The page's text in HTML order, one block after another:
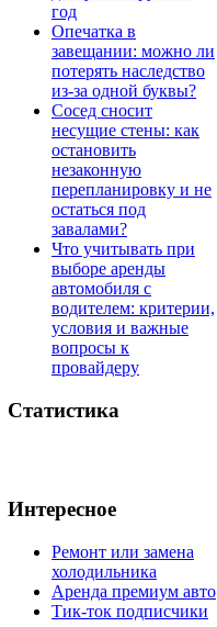
год
Опечатка в
завещании: можно ли
потерять наследство
из-за одной буквы?
Сосед сносит
несущие стены: как
остановить
незаконную
перепланировку и не
остаться под
завалами?
Что учитывать при
выборе аренды
автомобиля с
водителем: критерии,
условия и важные
вопросы к
провайдеру
Статистика
Интересное
Ремонт или замена
холодильника
Аренда премиум авто
Тик-ток подписчики